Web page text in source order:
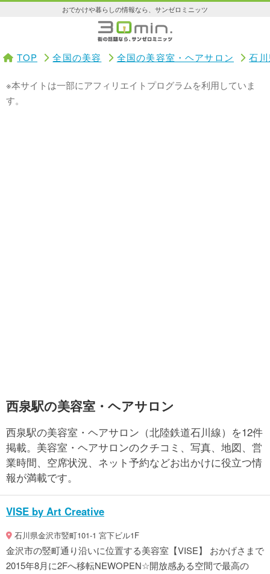
おでかけや暮らしの情報なら、サンゼロミニッツ
TOP 全国の美容 全国の美容室・ヘアサロン 石
※本サイトは一部にアフィリエイトプログラムを利用していま
す。
西泉駅の美容室・ヘアサロン
西泉駅の美容室・ヘアサロン（北陸鉄道石川線）を12件
掲載。美容室・ヘアサロンのクチコミ、写真、地図、営
業時間、空席状況、ネット予約などお出かけに役立つ情
報が満載です。
VISE by Art Creative
石川県金沢市竪町101-1 宮下ビル1F
金沢市の竪町通り沿いに位置する美容室【VISE】 おかげさまで
2015年8月に2Fへ移転NEWOPEN☆開放感ある空間で最高の